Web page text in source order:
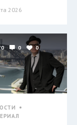
2026
0 0